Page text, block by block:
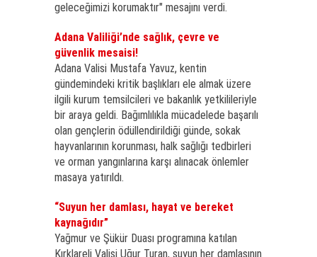
geleceğimizi korumaktır" mesajını verdi.
Adana Valiliği’nde sağlık, çevre ve
güvenlik mesaisi!
Adana Valisi Mustafa Yavuz, kentin
gündemindeki kritik başlıkları ele almak üzere
ilgili kurum temsilcileri ve bakanlık yetkilileriyle
bir araya geldi. Bağımlılıkla mücadelede başarılı
olan gençlerin ödüllendirildiği günde, sokak
hayvanlarının korunması, halk sağlığı tedbirleri
ve orman yangınlarına karşı alınacak önlemler
masaya yatırıldı.
“Suyun her damlası, hayat ve bereket
kaynağıdır”
Yağmur ve Şükür Duası programına katılan
Kırklareli Valisi Uğur Turan, suyun her damlasının